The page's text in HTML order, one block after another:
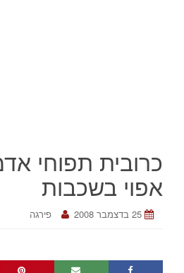
כרובית תפוחי
אפוי בשכבות
25 בדצמבר 2008 פירגה